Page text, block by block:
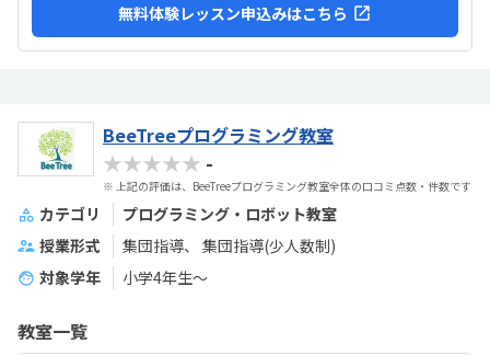
無料体験レッスン申込みはこちら
BeeTreeプログラミング教室
★★★★★ -
※ 上記の評価は、BeeTreeプログラミング教室全体の口コミ点数・件数です
カテゴリ
プログラミング・ロボット教室
授業形式
集団指導
集団指導(少人数制)
対象学年
小学4年生～
教室一覧